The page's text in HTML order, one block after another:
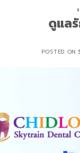
ดูแล
POSTED ON